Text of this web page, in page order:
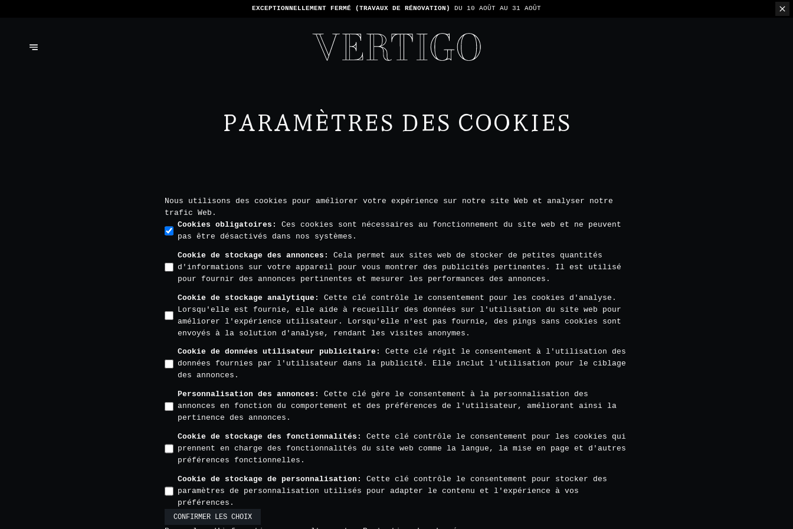
NOUS N'ACCEPTONS PAS LES PAIEMENTS EN ESPÈCE - SEULEMENT PAR CARTE - 1 ADDITION PAR TABLE
PARAMÈTRES DES COOKIES
Nous utilisons des cookies pour améliorer votre expérience sur notre site Web et analyser notre
trafic Web.
Cookies obligatoires :
Ces cookies sont nécessaires au fonctionnement du site web et ne peuvent
pas être désactivés dans nos systèmes.
Cookie de stockage des annonces :
Cela permet aux sites web de stocker de petites quantités
d'informations sur votre appareil pour vous montrer des publicités pertinentes. Il est utilisé
pour fournir des annonces pertinentes et mesurer les performances des annonces.
Cookie de stockage analytique :
Cette clé contrôle le consentement pour les cookies d'analyse.
Lorsqu'elle est fournie, elle aide à recueillir des données sur l'utilisation du site web pour
améliorer l'expérience utilisateur. Lorsqu'elle n'est pas fournie, des pings sans cookies sont
envoyés à la solution d'analyse, rendant les visites anonymes.
Cookie de données utilisateur publicitaire :
Cette clé régit le consentement à l'utilisation des
données fournies par l'utilisateur dans la publicité. Elle inclut l'utilisation pour le ciblage
des annonces.
Personnalisation des annonces :
Cette clé gère le consentement à la personnalisation des
annonces en fonction du comportement et des préférences de l'utilisateur, améliorant ainsi la
pertinence des annonces.
Cookie de stockage des fonctionnalités :
Cette clé contrôle le consentement pour les cookies qui
prennent en charge des fonctionnalités du site web comme la langue, la mise en page et d'autres
préférences fonctionnelles.
Cookie de stockage de personnalisation :
Cette clé contrôle le consentement pour stocker des
paramètres de personnalisation utilisés pour adapter le contenu et l'expérience à vos
préférences.
CONFIRMER LES CHOIX